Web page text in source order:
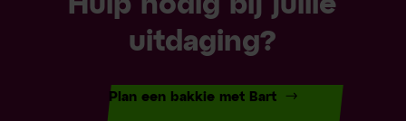
uitdaging?
Plan een bakkie met Bart